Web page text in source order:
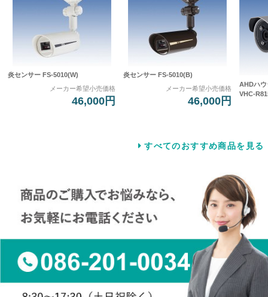
炎センサー FS-5010(W)
メーカー希望小売価格
46,000円
炎センサー FS-5010(B)
メーカー希望小売価格
46,000円
AHDハウ
VHC-
すべてのおすすめ商品を見る